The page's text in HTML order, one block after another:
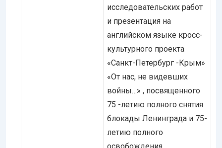
исследовательских работ
и презентация на
английском языке кросс-
культурного проекта
«Санкт-Петербург -Крым»
«От нас, не видевших
войны…» , посвященного
75 -летию полного снятия
блокады Ленинграда и 75-
летию полного
освобождения